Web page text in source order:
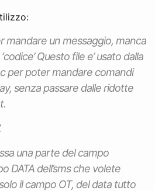
mandare un messaggio, manca
Questo file e’ usato dalla
per poter mandare comandi
senza passare dalle ridotte
una parte del campo
DATA dell’sms che volete
il campo OT, del data tutto